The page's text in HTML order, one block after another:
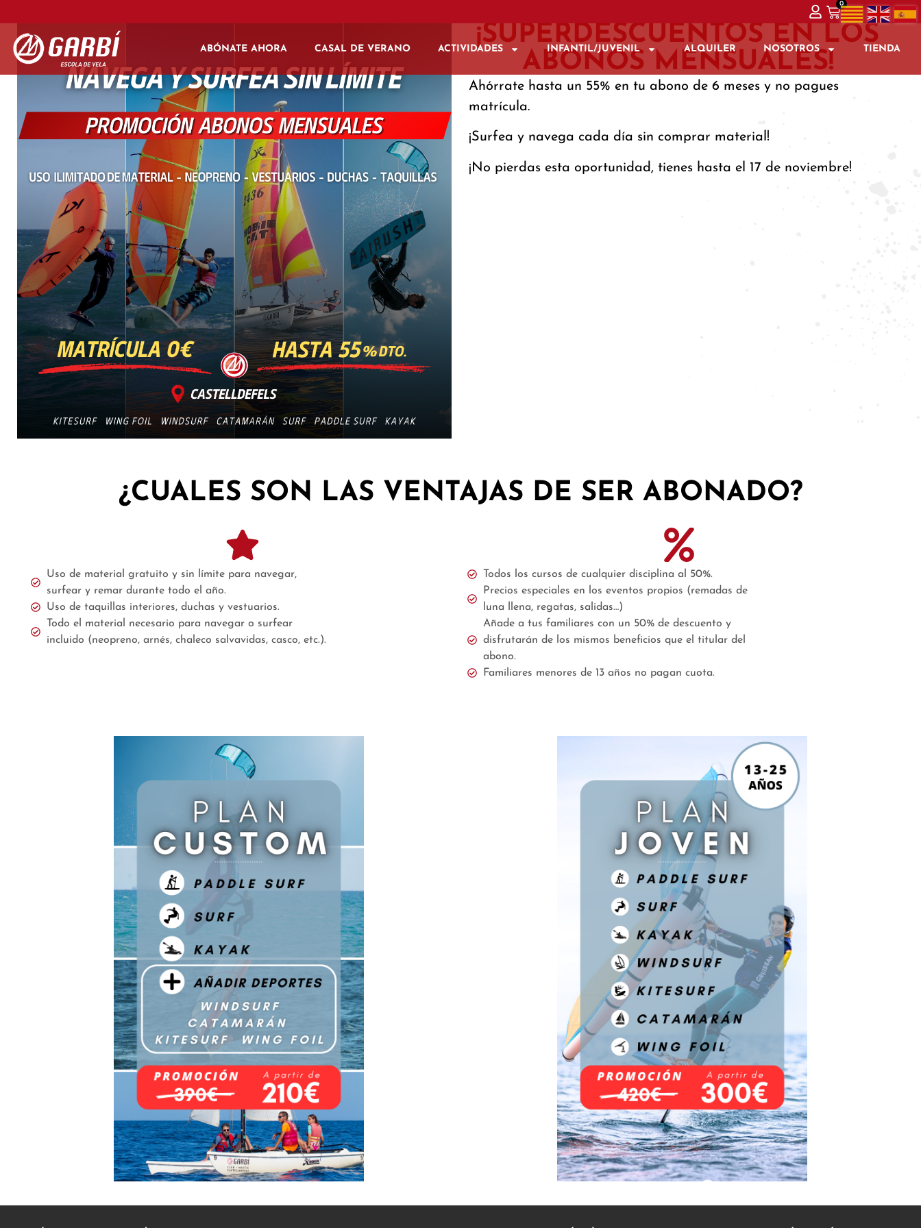
0
ABÓNATE AHORA CASAL DE VERANO ACTIVIDADES INFANTIL/JUVENIL ALQUILER NOSOTROS TIENDA
¡SUPERDESCUENTOS EN LOS
ABONOS MENSUALES!
Ahórrate hasta un 55% en tu abono de 6 meses y no pagues
matrícula.
¡Surfea y navega cada día sin comprar material!
¡No pierdas esta oportunidad, tienes hasta el 17 de noviembre!
¿CUALES SON LAS VENTAJAS DE SER ABONADO?
Uso de material gratuito y sin límite para navegar,
surfear y remar durante todo el año.
Uso de taquillas interiores, duchas y vestuarios.
Todo el material necesario para navegar o surfear
incluido (neopreno, arnés, chaleco salvavidas, casco, etc.).
Todos los cursos de cualquier disciplina al 50%.
Precios especiales en los eventos propios (remadas de
luna llena, regatas, salidas…)
Añade a tus familiares con un 50% de descuento y
disfrutarán de los mismos beneficios que el titular del
abono.
Familiares menores de 13 años no pagan cuota.